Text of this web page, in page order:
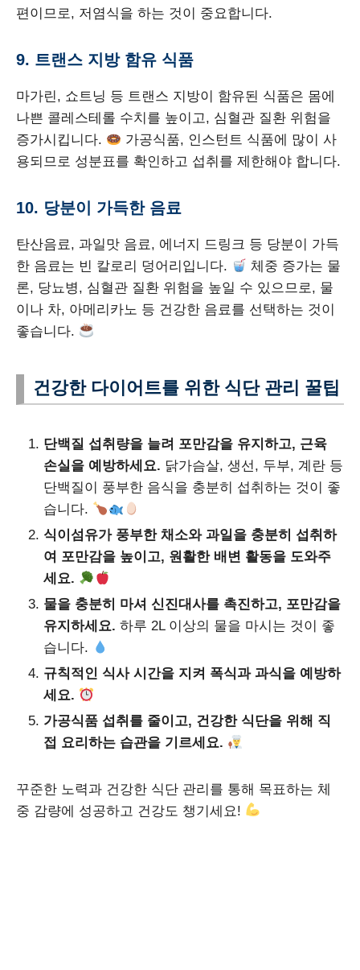
편이므로, 저염식을 하는 것이 중요합니다.
9. 트랜스 지방 함유 식품
마가린, 쇼트닝 등 트랜스 지방이 함유된 식품은 몸에
나쁜 콜레스테롤 수치를 높이고, 심혈관 질환 위험을
증가시킵니다.
가공식품, 인스턴트 식품에 많이 사
용되므로 성분표를 확인하고 섭취를 제한해야 합니다.
10. 당분이 가득한 음료
탄산음료, 과일맛 음료, 에너지 드링크 등 당분이 가득
한 음료는 빈 칼로리 덩어리입니다.
체중 증가는 물
론, 당뇨병, 심혈관 질환 위험을 높일 수 있으므로, 물
이나 차, 아메리카노 등 건강한 음료를 선택하는 것이
좋습니다.
건강한 다이어트를 위한 식단 관리 꿀팁
단백질 섭취량을 늘려 포만감을 유지하고, 근육
손실을 예방하세요. 닭가슴살, 생선, 두부, 계란 등
단백질이 풍부한 음식을 충분히 섭취하는 것이 좋
습니다.
식이섬유가 풍부한 채소와 과일을 충분히 섭취하
여 포만감을 높이고, 원활한 배변 활동을 도와주
세요.
물을 충분히 마셔 신진대사를 촉진하고, 포만감을
유지하세요. 하루 2L 이상의 물을 마시는 것이 좋
습니다.
규칙적인 식사 시간을 지켜 폭식과 과식을 예방하
세요.
가공식품 섭취를 줄이고, 건강한 식단을 위해 직
접 요리하는 습관을 기르세요.
꾸준한 노력과 건강한 식단 관리를 통해 목표하는 체
중 감량에 성공하고 건강도 챙기세요!